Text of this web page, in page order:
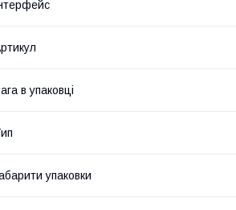
в упаковці
упаковки